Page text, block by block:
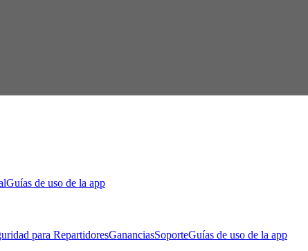
Guías de uso de la app
para RepartidoresGananciasSoporteGuías de uso de la app